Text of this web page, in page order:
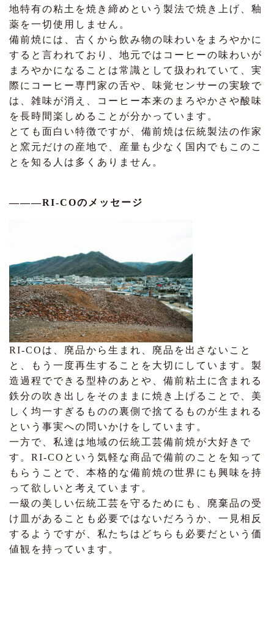
地特有の粘土を焼き締めという製法で焼き上げ、釉
薬を一切使用しません。
備前焼には、古くから飲み物の味わいをまろやかに
すると言われており、地元ではコーヒーの味わいが
まろやかになることは常識として扱われていて、実
際にコーヒー専門家の舌や、味覚センサーの実験で
は、雑味が消え、コーヒー本来のまろやかさや酸味
を長時間楽しめることが分かっています。
とても面白い特徴ですが、備前焼は伝統製法の作家
と窯元だけの産地で、産量も少なく国内でもこのこ
とを知る人は多くありません。
―――RI-COのメッセージ
RI-COは、廃品から生まれ、廃品を出さないこと
と、もう一度再生することを大切にしています。製
造過程でできる型枠のあとや、備前粘土に含まれる
鉄分の吹き出しをそのままに焼き上げることで、美
しく均一すぎるものの裏側で捨てるものが生まれる
という事実への問いかけをしています。
一方で、私達は地域の伝統工芸備前焼が大好きで
す。RI-COという気軽な商品で備前のことを知って
もらうことで、本格的な備前焼の世界にも興味を持
って欲しいと考えています。
一級の美しい伝統工芸を守るためにも、廃棄品の受
け皿があることも必要ではないだろうか、一見相反
するようですが、私たちはどちらも必要だという価
値観を持っています。